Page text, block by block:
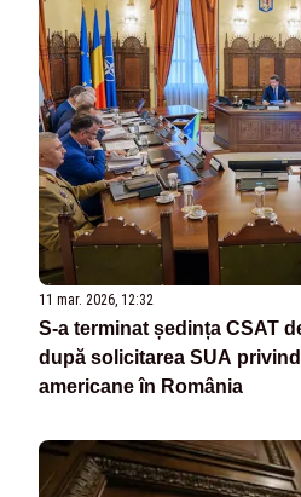
11 mar. 2026, 12:32
S-a terminat ședința CSAT
după solicitarea SUA
americane în România